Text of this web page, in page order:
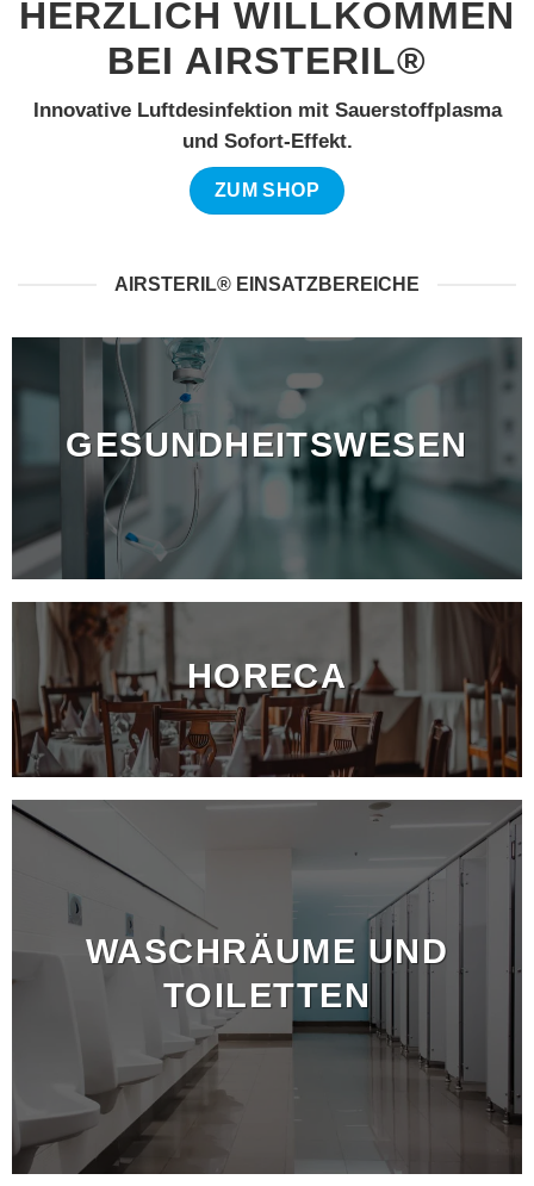
HERZLICH WILLKOMMEN
BEI AIRSTERIL®
Innovative Luftdesinfektion mit Sauerstoffplasma
und Sofort-Effekt.
ZUM SHOP
AIRSTERIL® EINSATZBEREICHE
GESUNDHEITSWESEN
HORECA
WASCHRÄUME UND
TOILETTEN